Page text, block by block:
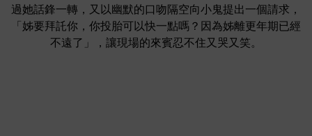
過她話鋒一轉，又以幽默的口吻隔空向小鬼提出一個請求，
「姊要拜託你，你投胎可以快一點嗎？因為姊離更年期已經
不遠了」，讓現場的來賓忍不住又哭又笑。